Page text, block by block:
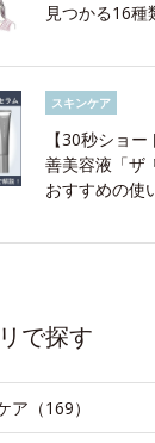
見つかる16種
スキンケア
【30秒ショ
善美容液「ザ
おすすめの使
で探す
ア（169）